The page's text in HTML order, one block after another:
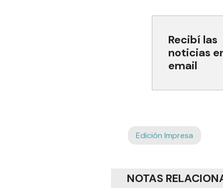
Recibí las
noticias
email
Edición Impresa
NOTAS